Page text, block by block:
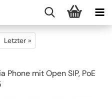
Letzter »
Phone mit Open SIP, PoE